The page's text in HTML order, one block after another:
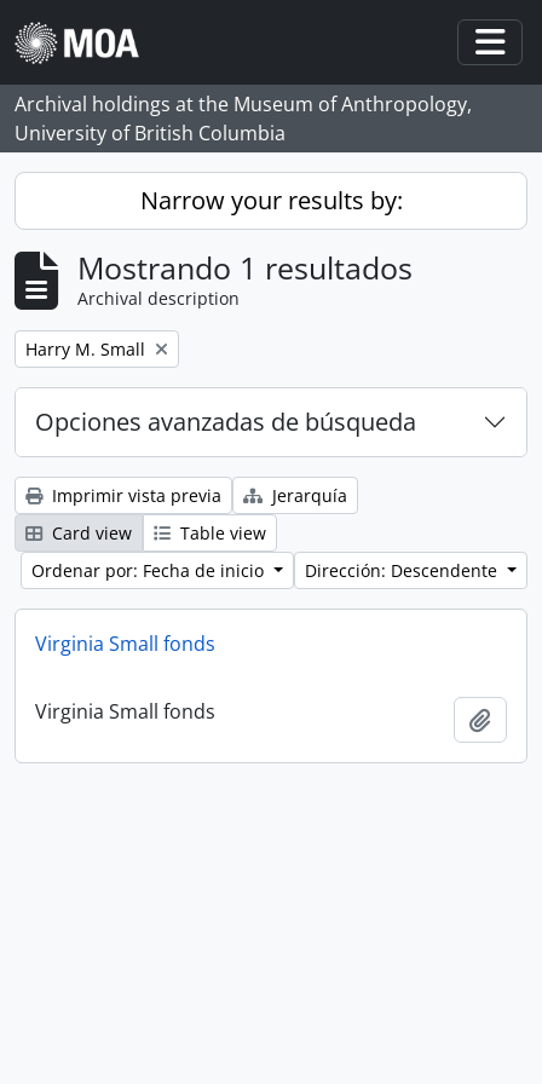
Skip to main content
Archival holdings at the Museum of Anthropology,
University of British Columbia
Narrow your results by:
Mostrando 1 resultados
Archival description
Remove filter:
Harry M. Small
Opciones avanzadas de búsqueda
Imprimir vista previa
Jerarquía
Card view
Table view
Ordenar por: Fecha de inicio
Dirección: Descendente
Virginia Small fonds
Virginia Small fonds